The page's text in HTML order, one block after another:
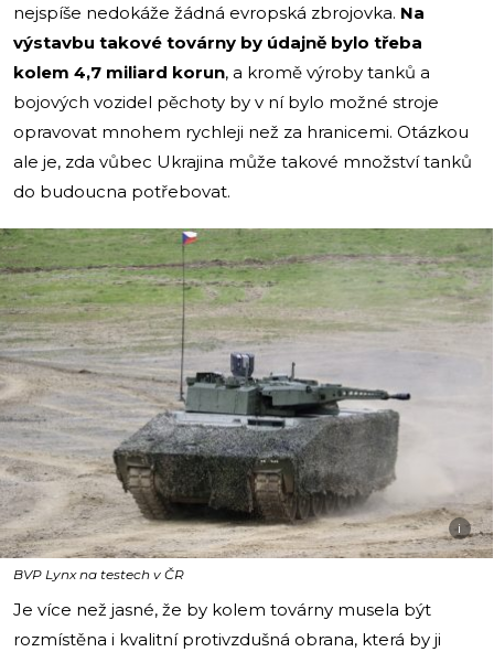
nejspíše nedokáže žádná evropská zbrojovka. Na
výstavbu takové továrny by údajně bylo třeba
kolem 4,7 miliard korun, a kromě výroby tanků a
bojových vozidel pěchoty by v ní bylo možné stroje
opravovat mnohem rychleji než za hranicemi. Otázkou
ale je, zda vůbec Ukrajina může takové množství tanků
do budoucna potřebovat.
i
BVP Lynx na testech v ČR
Je více než jasné, že by kolem továrny musela být
rozmístěna i kvalitní protivzdušná obrana, která by ji